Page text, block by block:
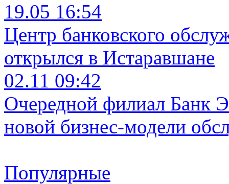
19.05 16:54
Центр банковского
открылся в Истаравшане
02.11 09:42
Очередной филиал Банк
новой бизнес-модели
Популярные